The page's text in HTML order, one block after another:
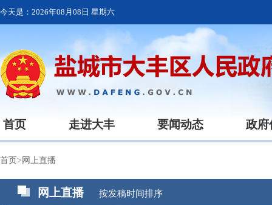
今天是： 2026年08月08日 星期六
首页 走进大丰 要闻动态 政府
首页 > 网上直播
网上直播 按发稿时间排序